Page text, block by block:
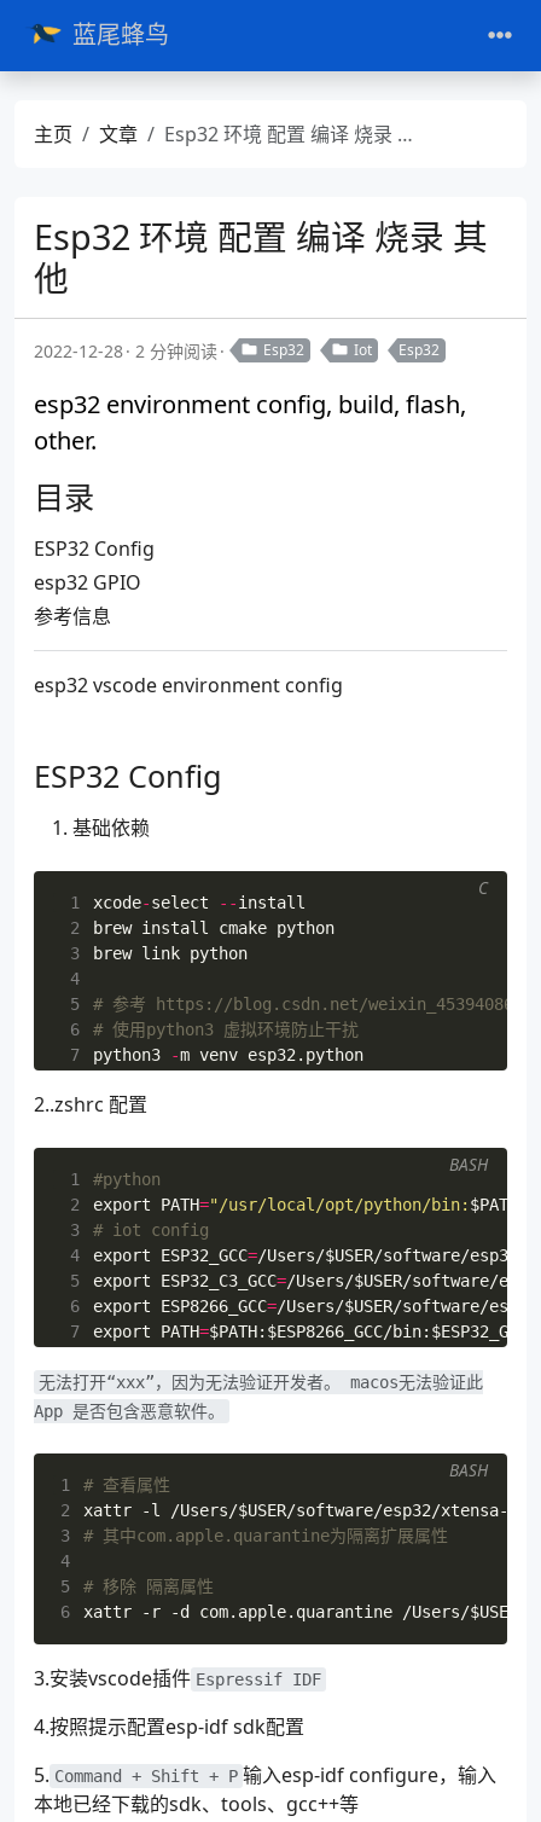
蓝尾蜂鸟
主页 文章 Esp32 环境 配置 编译 烧录 其他
Esp32 环境 配置 编译 烧录 其
他
2022-12-28 2 分钟阅读 Esp32 Iot Esp32
esp32 environment config, build, flash,
other.
目录
ESP32 Config
esp32 GPIO
参考信息
esp32 vscode environment config
ESP32 Config
基础依赖
1 xcode-select --install
2
brew install cmake python
3
brew link python
4
5
# 参考 https:
6
7
python3 -m venv esp32 . python
9
source
12
deactivate
C
2..zshrc 配置
1
#python
2
export PATH="/usr/local/opt/python/bin: $PATH
3
# iot config
4
export ESP32_GCC=/Users/$USER
5
export ESP32_C3_GCC=/Users/$USER
6
export ESP8266_GCC=/Users/$USER
7
export PATH=$PATH: $ESP8266_GCC/bin: $ESP32_GCC
9
alias get_esp32="export IDF_PATH=/Users/$USER
10
# esp8266
12
# esp32-c3
13
alias get_esp32_c3
BASH
无法打开“xxx”，因为无法验证开发者。 macos无法验证此
App 是否包含恶意软件。
1
# 查看属性
2
xattr -l /Users/$USER
3
# 其中com.apple.quarantine为隔离扩展属性
4
5
# 移除 隔离属性
6
xattr -r -d com.apple.quarantine /Users/$USER
BASH
3.安装vscode插件 Espressif IDF
4.按照提示配置esp-idf sdk配置
5. Command + Shift + P 输入esp-idf configure，输入
本地已经下载的sdk、tools、gcc++等